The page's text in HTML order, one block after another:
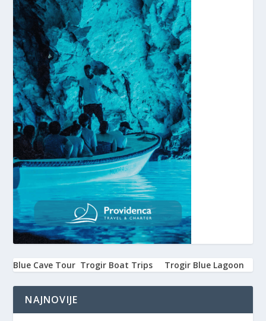
Blue Cave Tour Trogir Boat Trips Trogir Blue Lagoon
NAJNOVIJE